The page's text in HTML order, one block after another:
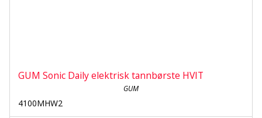
GUM Sonic Daily elektrisk tannbørste HVIT
GUM
4100MHW2